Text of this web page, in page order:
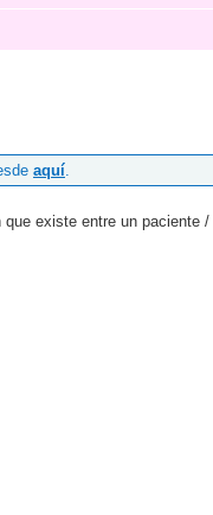
aquí
existe entre un